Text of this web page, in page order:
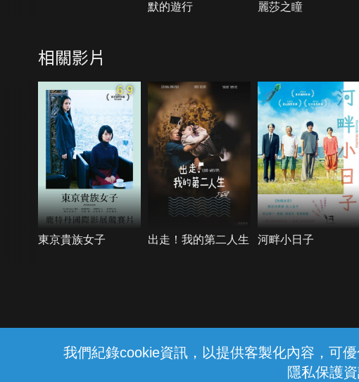
我們紀錄cookie資訊，以提供客製化內容，可
隱私保護
默的遊行
麗莎之瞳
相關影片
6.9
東京貴族女子 出走！我的第二人生 河畔小日子
中華電